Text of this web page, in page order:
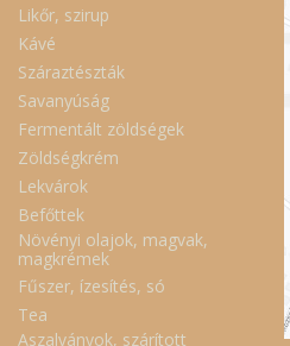
Likőr, szirup
Kávé
Száraztészták
Savanyúság
Fermentált zöldségek
Zöldségkrém
Lekvárok
Befőttek
Növényi olajok, magvak,
magkrémek
Fűszer, ízesítés, só
Tea
Aszalványok, szárított